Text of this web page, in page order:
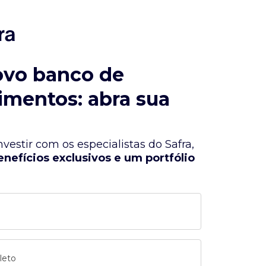
banco de
abra sua
com os especialistas do Safra,
exclusivos e um portfólio